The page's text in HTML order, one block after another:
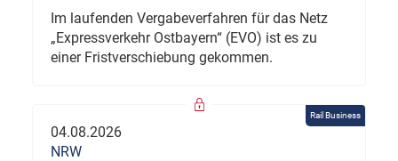
Im laufenden Vergabeverfahren für das Netz
„Expressverkehr Ostbayern“ (EVO) ist es zu
einer Fristverschiebung gekommen.
Rail Business
04.08.2026
NRW